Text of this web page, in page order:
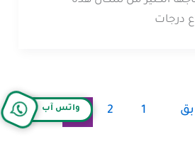
درجات
1
2
3
واتس آب